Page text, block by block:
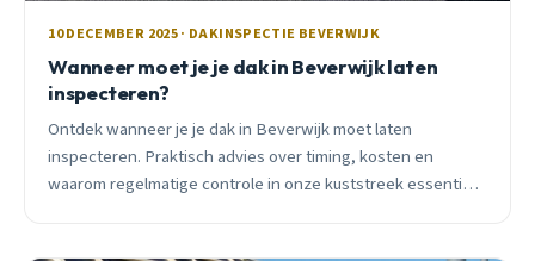
10 DECEMBER 2025 · DAKINSPECTIE BEVERWIJK
Wanneer moet je je dak in Beverwijk laten
inspecteren?
Ontdek wanneer je je dak in Beverwijk moet laten
inspecteren. Praktisch advies over timing, kosten en
waarom regelmatige controle in onze kuststreek essentieel